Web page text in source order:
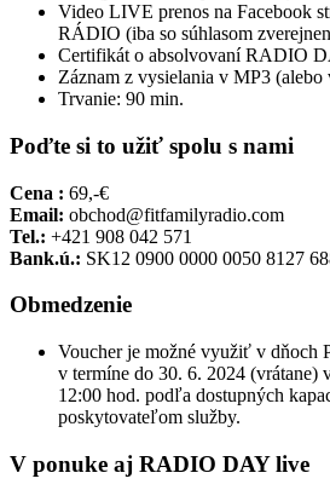
Video LIVE prenos na Facebook
RÁDIO (iba so súhlasom
Certifikát o absolvovaní RADIO
Záznam z vysielania v MP3 (alebo
Trvanie: 90 min.
Poďte si to užiť spolu s nami
Cena : 69,-€
Email: obchod@fitfamilyradio.com
Tel.: +421 908 042 571
Bank.ú.: SK12 0900 0000 0050 8127
Obmedzenie
Voucher je možné využiť v
v termíne do 30. 6. 2024 (vrátane)
12:00 hod. podľa dostupných
poskytovateľom služby.
V ponuke aj RADIO DAY live